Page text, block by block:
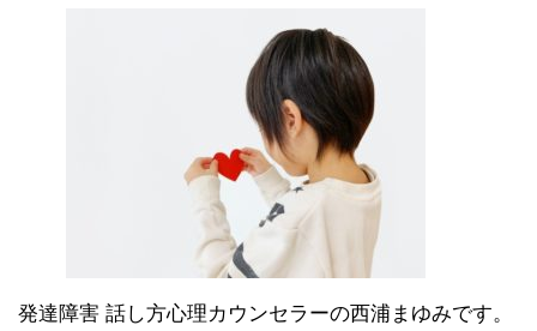
発達障害 話し方心理カウンセラーの西浦まゆみです。